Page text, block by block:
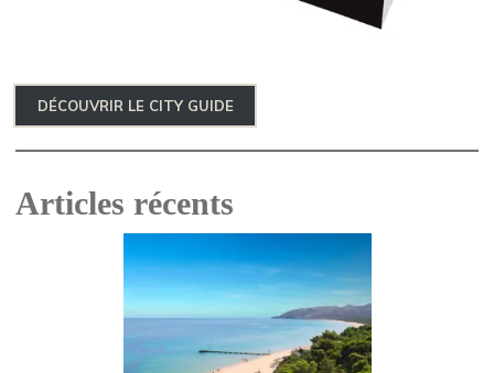
DÉCOUVRIR LE CITY GUIDE
Articles récents